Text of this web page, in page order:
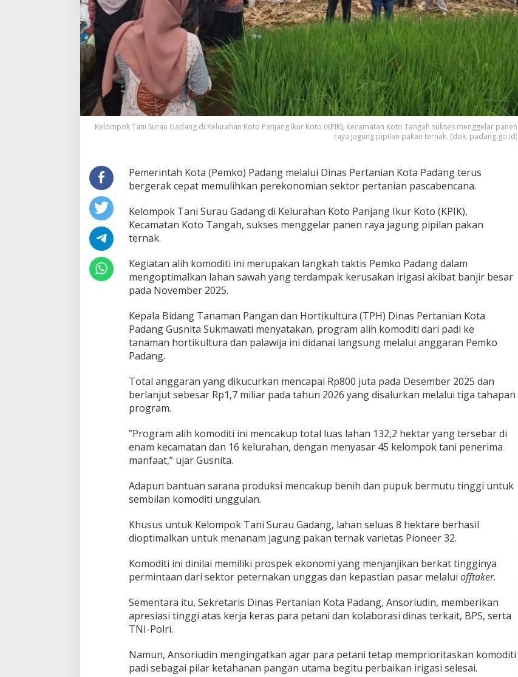
k
a
n
r
a
k
Kelompok Tani Surau Gadang di Kelurahan Koto Panjang Ikur Koto (KPIK), Kecamatan Koto Tangah sukses menggelar panen
raya jagung pipilan pakan ternak. (dok. padang.go.id)
Pemerintah Kota (Pemko) Padang melalui Dinas Pertanian Kota Padang terus
bergerak cepat memulihkan perekonomian sektor pertanian pascabencana.
Kelompok Tani Surau Gadang di Kelurahan Koto Panjang Ikur Koto (KPIK),
Kecamatan Koto Tangah, sukses menggelar panen raya jagung pipilan pakan
ternak.
Kegiatan alih komoditi ini merupakan langkah taktis Pemko Padang dalam
mengoptimalkan lahan sawah yang terdampak kerusakan irigasi akibat banjir besar
pada November 2025.
​Kepala Bidang Tanaman Pangan dan Hortikultura (TPH) Dinas Pertanian Kota
Padang Gusnita Sukmawati menyatakan, program alih komoditi dari padi ke
tanaman hortikultura dan palawija ini didanai langsung melalui anggaran Pemko
Padang.
​Total anggaran yang dikucurkan mencapai Rp800 juta pada Desember 2025 dan
berlanjut sebesar Rp1,7 miliar pada tahun 2026 yang disalurkan melalui tiga tahapan
program.
​”Program alih komoditi ini mencakup total luas lahan 132,2 hektar yang tersebar di
enam kecamatan dan 16 kelurahan, dengan menyasar 45 kelompok tani penerima
manfaat,” ujar Gusnita.
​Adapun bantuan sarana produksi mencakup benih dan pupuk bermutu tinggi untuk
sembilan komoditi unggulan.
Khusus untuk Kelompok Tani Surau Gadang, lahan seluas 8 hektare berhasil
dioptimalkan untuk menanam jagung pakan ternak varietas Pioneer 32.
Komoditi ini dinilai memiliki prospek ekonomi yang menjanjikan berkat tingginya
permintaan dari sektor peternakan unggas dan kepastian pasar melalui offtaker.
​Sementara itu, Sekretaris Dinas Pertanian Kota Padang, Ansoriudin, memberikan
apresiasi tinggi atas kerja keras para petani dan kolaborasi dinas terkait, BPS, serta
TNI-Polri.
Namun, Ansoriudin mengingatkan agar para petani tetap memprioritaskan komoditi
padi sebagai pilar ketahanan pangan utama begitu perbaikan irigasi selesai.